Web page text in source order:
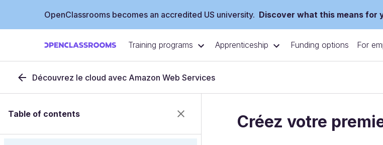
OpenClassrooms becomes an accredited US university. Discover what this means for
Training programs Apprenticeship Funding options For
Découvrez le cloud avec Amazon Web Services
Table of contents Créez votre